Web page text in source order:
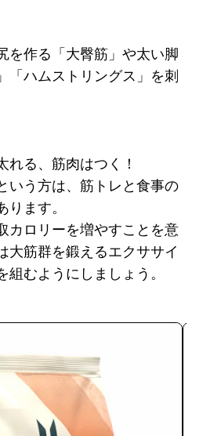
を作る 「大臀筋」 や太い脚
「ハムストリングス」 を刺
れる、筋肉はつく！
いう方は、筋トレと食事の
ります。
カロリーを増やすことを意
大筋群を鍛えるエクササイ
組むようにしましょう。